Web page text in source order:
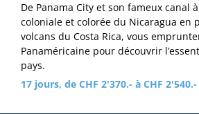
De Panama City et son fameux canal
coloniale et colorée du Nicaragua en
volcans du Costa Rica, vous
Panaméricaine pour découvrir
pays.
17 jours, de CHF 2'370.- à CHF 2'540.-